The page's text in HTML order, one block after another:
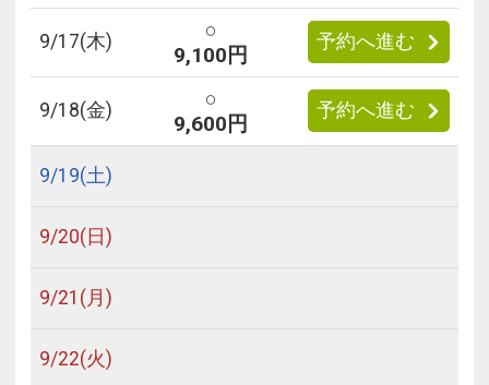
9/17(木)
○
9,100円
予約へ進む
9/18(金)
○
9,600円
予約へ進む
9/19(土)
9/20(日)
9/21 (月)
9/22(火)